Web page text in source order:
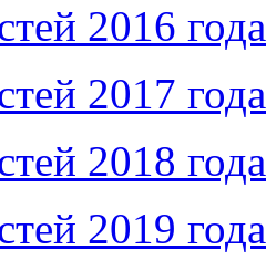
2016 года
2017 года
2018 года
2019 года